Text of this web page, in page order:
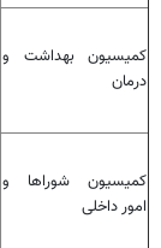
کمیسیون بهداشت و
درمان
کمیسیون شوراها و
امور داخلی